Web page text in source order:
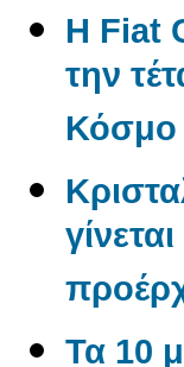
Η Fiat
την
Κόσμο
Τα 10